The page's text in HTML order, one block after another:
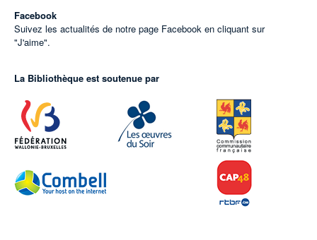
Facebook
Suivez les actualités de notre page Facebook en cliquant sur
"J'aime".
La Bibliothèque est soutenue par